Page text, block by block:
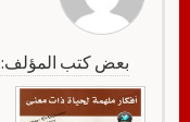
بعض كتب المؤلف: